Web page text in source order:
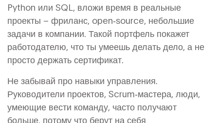
Python или SQL, вложи время в реальные
проекты – фриланс, open‑source, небольшие
задачи в компании. Такой портфель покажет
работодателю, что ты умеешь делать дело, а не
просто держать сертификат.
Не забывай про навыки управления.
Руководители проектов, Scrum‑мастера, люди,
умеющие вести команду, часто получают
больше, потому что берут на себя